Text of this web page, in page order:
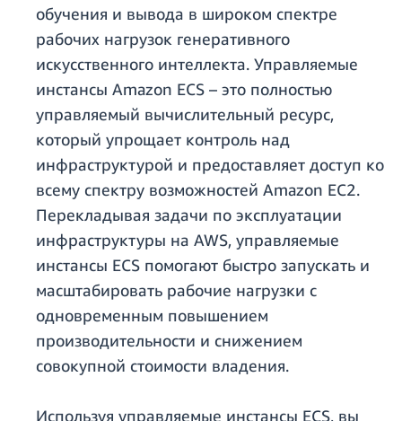
обучения и вывода в широком спектре
рабочих нагрузок генеративного
искусственного интеллекта. Управляемые
инстансы Amazon ECS – это полностью
управляемый вычислительный ресурс,
который упрощает контроль над
инфраструктурой и предоставляет доступ ко
всему спектру возможностей Amazon EC2.
Перекладывая задачи по эксплуатации
инфраструктуры на AWS, управляемые
инстансы ECS помогают быстро запускать и
масштабировать рабочие нагрузки с
одновременным повышением
производительности и снижением
совокупной стоимости владения.
Используя управляемые инстансы ECS, вы